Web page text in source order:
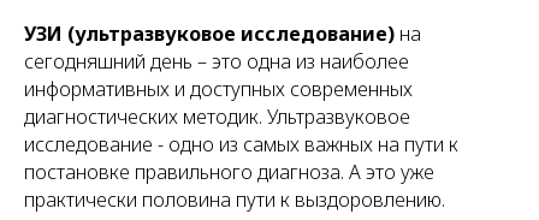
УЗИ (ультразвуковое исследование) на
сегодняшний день – это одна из наиболее
информативных и доступных современных
диагностических методик. Ультразвуковое
исследование - одно из самых важных на пути к
постановке правильного диагноза. А это уже
практически половина пути к выздоровлению.